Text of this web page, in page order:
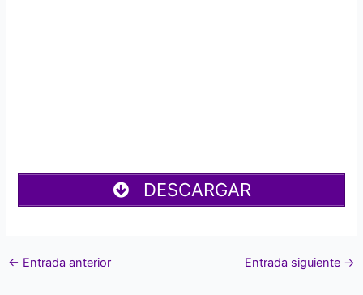
DESCARGAR
← Entrada anterior Entrada siguiente →